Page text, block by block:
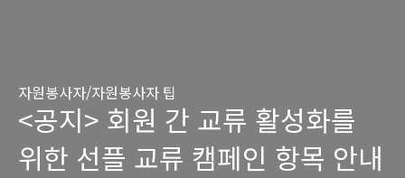
자원봉사자/자원봉사자 팁
<공지> 회원 간 교류 활성화를
위한 선플 교류 캠페인 항목 안내